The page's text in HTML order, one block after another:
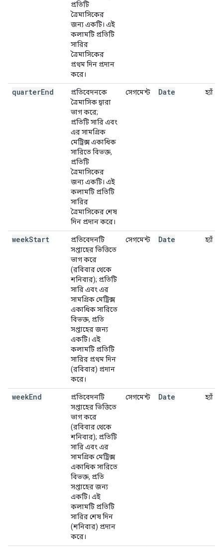
প্রতিটি
ত্রৈমাসিকের
জন্য একটি। এই
কলামটি প্রতিটি
সারির
ত্রৈমাসিকের
প্রথম দিন প্রদান
করে।
quarterEnd
প্রতিবেদনকে
ত্রৈমাসিক দ্বারা
ভাগ করে;
প্রতিটি সারি এবং
এর সামগ্রিক
মেট্রিক্স একাধিক
সারিতে বিভক্ত,
প্রতিটি
ত্রৈমাসিকের
জন্য একটি। এই
কলামটি প্রতিটি
সারির
ত্রৈমাসিকের শেষ
দিন প্রদান করে।
সেগমেন্ট Date হ্যাঁ
weekStart
প্রতিবেদনটি
সপ্তাহের ভিত্তিতে
ভাগ করে
(রবিবার থেকে
শনিবার); প্রতিটি
সারি এবং এর
সামগ্রিক মেট্রিক্স
একাধিক সারিতে
বিভক্ত, প্রতি
সপ্তাহের জন্য
একটি। এই
কলামটি প্রতিটি
সারির প্রথম দিন
(রবিবার) প্রদান
করে।
সেগমেন্ট Date হ্যাঁ
weekEnd
প্রতিবেদনটি
সপ্তাহের ভিত্তিতে
ভাগ করে
(রবিবার থেকে
শনিবার); প্রতিটি
সারি এবং এর
সামগ্রিক মেট্রিক্স
একাধিক সারিতে
বিভক্ত, প্রতি
সপ্তাহের জন্য
একটি। এই
কলামটি প্রতিটি
সারির শেষ দিন
(শনিবার) প্রদান
করে।
সেগমেন্ট Date হ্যাঁ